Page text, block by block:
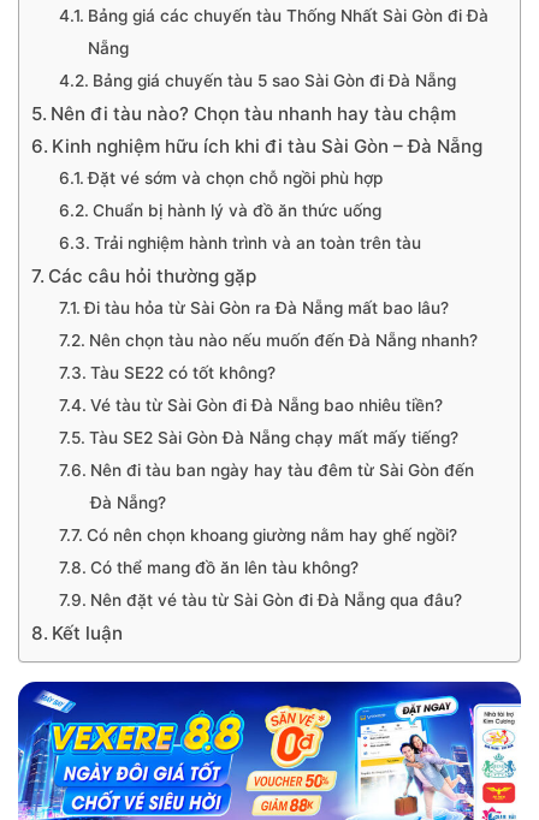
Bảng giá các chuyến tàu Thống Nhất Sài Gòn đi Đà
Nẵng
Bảng giá chuyến tàu 5 sao Sài Gòn đi Đà Nẵng
Nên đi tàu nào? Chọn tàu nhanh hay tàu chậm
Kinh nghiệm hữu ích khi đi tàu Sài Gòn – Đà Nẵng
Đặt vé sớm và chọn chỗ ngồi phù hợp
Chuẩn bị hành lý và đồ ăn thức uống
Trải nghiệm hành trình và an toàn trên tàu
Các câu hỏi thường gặp
Đi tàu hỏa từ Sài Gòn ra Đà Nẵng mất bao lâu?
Nên chọn tàu nào nếu muốn đến Đà Nẵng nhanh?
Tàu SE22 có tốt không?
Vé tàu từ Sài Gòn đi Đà Nẵng bao nhiêu tiền?
Tàu SE2 Sài Gòn Đà Nẵng chạy mất mấy tiếng?
Nên đi tàu ban ngày hay tàu đêm từ Sài Gòn đến
Đà Nẵng?
Có nên chọn khoang giường nằm hay ghế ngồi?
Có thể mang đồ ăn lên tàu không?
Nên đặt vé tàu từ Sài Gòn đi Đà Nẵng qua đâu?
Kết luận